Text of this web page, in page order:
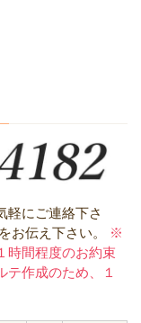
軽にご連絡下さ
お伝え下さい。
※
時間程度のお約束
テ作成のため、１